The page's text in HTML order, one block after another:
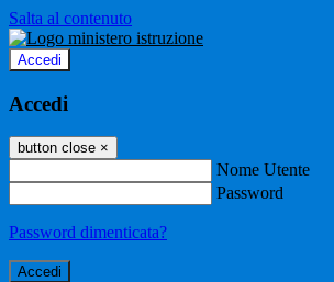
Salta al contenuto
Accedi
Accedi
button close ×
Nome Utente
Password
Password dimenticata?